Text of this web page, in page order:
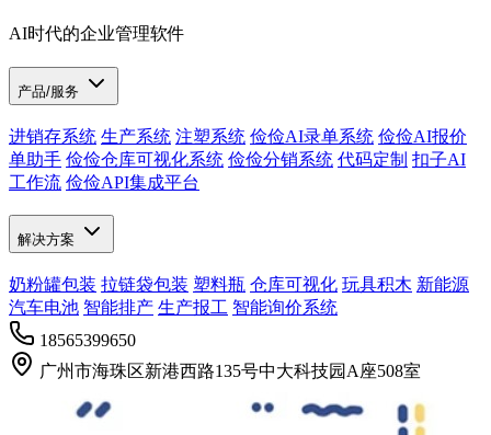
AI时代的企业管理软件
产品/服务
进销存系统 生产系统 注塑系统 俭俭AI录单系统 俭俭AI报价
单助手 俭俭仓库可视化系统 俭俭分销系统 代码定制 扣子AI
工作流 俭俭API集成平台
解决方案
奶粉罐包装 拉链袋包装 塑料瓶 仓库可视化 玩具积木 新能源
汽车电池 智能排产 生产报工 智能询价系统
18565399650
广州市海珠区新港西路135号中大科技园A座508室